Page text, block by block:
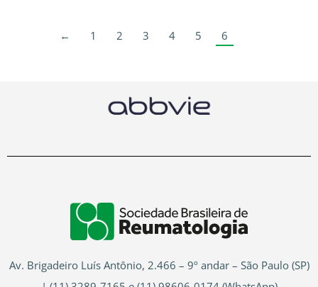
← 1 2 3 4 5 6
Av. Brigadeiro Luís Antônio, 2.466 – 9º andar – São Paulo (SP)